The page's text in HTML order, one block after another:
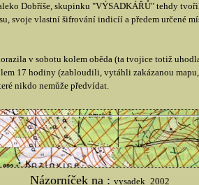
Dobříše, skupinku "VÝSADKÁŘŮ" tehdy
svoje vlastní šifrování indicíí a předem určené
v sobotu kolem oběda (ta tvojice totiž
17 hodiny (zabloudili, vytáhli zakázanou
nikdo nemůže předvídat.